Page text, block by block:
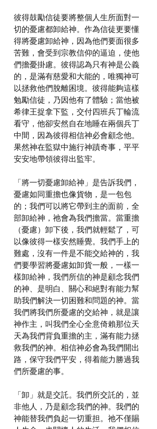
彼得鼓勵信徒要將整個人生所面對一
切的憂慮都卸給神。作為信徒更要懂
得將憂慮卸給神，因為他們要面很多
苦難，會受到宗教信仰的逼迫，使他
們擔憂掛慮。彼得認為只有神是公義
的，是滿有慈愛和大能的，唯獨神可
以拯救他們脫離困境。彼得能夠這樣
勉勵信徒，乃因他有了體驗；當他被
希律王捉拿下監，交付四班兵丁輪流
看守，他卻安然自在地睡在兩個兵丁
中間，因為彼得相信神必會顧念他。
果然神在監獄中施行神蹟奇事，平平
安安地帶領彼得出監牢。
「將一切憂慮卸給神」是告訴我們，
憂慮如同重擔也像貨物，是一包包
的；我們可以將它帶到主的面前，全
部卸給神，祂會為我們擔當。當重擔
（憂慮）卸下後，我們就輕鬆了，可
以像彼得一樣安然睡覺。我們手上的
難處，沒有一件是不能交給神的，我
們要學習將憂慮如卸貨一般，一樣一
樣卸給神，我們所信的神是顧念我們
的神、是明白、關心和絕對有能力幫
助我們解決一切困難和問題的神。當
我們將我們所憂慮的交給神，就是讓
神作主，叫我們全心全意倚賴那位天
天為我們背負重擔的主，滿有能力拯
救我們的神。相信神必會為我們開出
路，保守我們平安，得着能力勝過我
們所憂慮的事。
「卸」就是交託。我們所交託的，並
非他人，乃是顧念我們的神。我們的
神能替我們負起一切重担。祂不僅賜